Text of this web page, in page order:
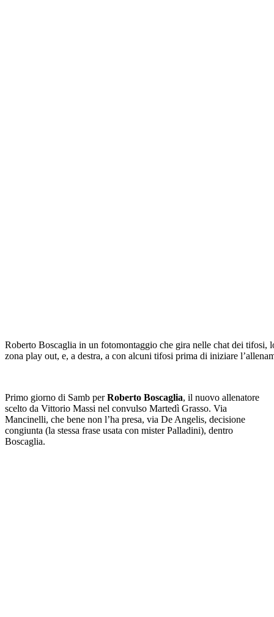
Roberto Boscaglia in un fotomontaggio che gira nelle chat dei tifosi,
zona play out, e, a destra, a con alcuni tifosi prima di iniziare
Primo giorno di Samb perRoberto Boscaglia, il nuovo allenatore
scelto da Vittorio Massi nel convulso Martedì Grasso. Via
Mancinelli, che bene non l’ha presa, via De Angelis, decisione
congiunta (la stessa frase usata con mister Palladini), dentro
Boscaglia.